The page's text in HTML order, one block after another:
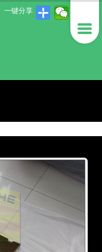
一键分享